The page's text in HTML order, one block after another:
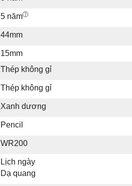
5 năm
44mm
15mm
Thép không gỉ
Thép không gỉ
Xanh dương
Pencil
WR200
Lịch ngày
Dạ quang